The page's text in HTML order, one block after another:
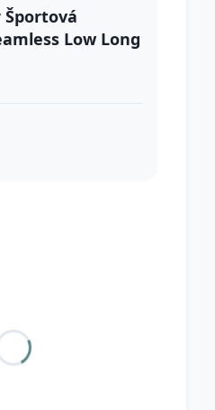
Low Long